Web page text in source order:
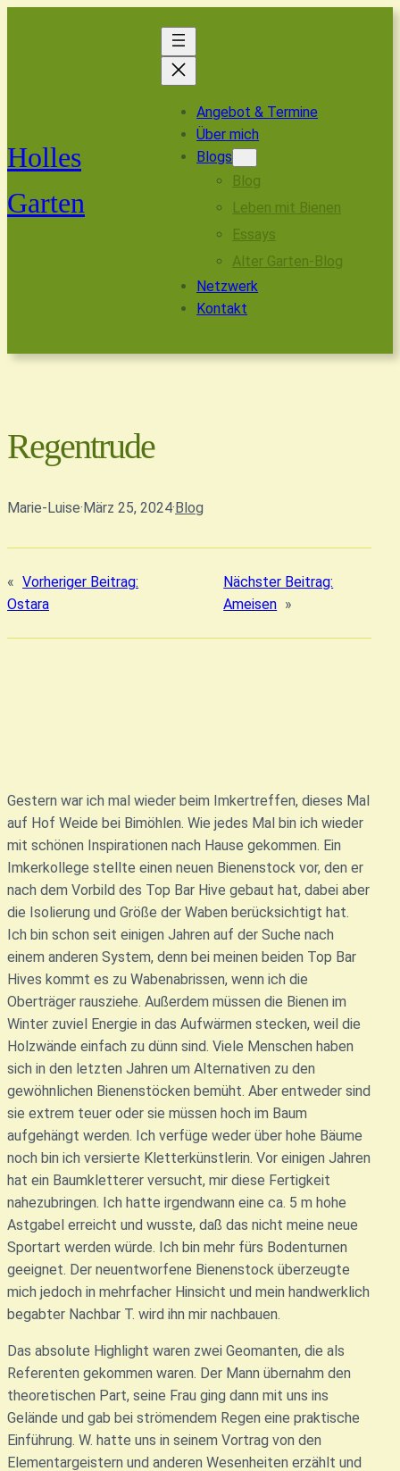
Holles
Garten
Angebot & Termine
Über mich
Blogs
Blog
Leben mit Bienen
Essays
Alter Garten-Blog
Netzwerk
Kontakt
Regentrude
Marie-Luise·März 25, 2024·Blog
« Vorheriger Beitrag:
Ostara
Nächster Beitrag:
Ameisen »
Gestern war ich mal wieder beim Imkertreffen, dieses Mal
auf Hof Weide bei Bimöhlen. Wie jedes Mal bin ich wieder
mit schönen Inspirationen nach Hause gekommen. Ein
Imkerkollege stellte einen neuen Bienenstock vor, den er
nach dem Vorbild des Top Bar Hive gebaut hat, dabei aber
die Isolierung und Größe der Waben berücksichtigt hat.
Ich bin schon seit einigen Jahren auf der Suche nach
einem anderen System, denn bei meinen beiden Top Bar
Hives kommt es zu Wabenabrissen, wenn ich die
Oberträger rausziehe. Außerdem müssen die Bienen im
Winter zuviel Energie in das Aufwärmen stecken, weil die
Holzwände einfach zu dünn sind. Viele Menschen haben
sich in den letzten Jahren um Alternativen zu den
gewöhnlichen Bienenstöcken bemüht. Aber entweder sind
sie extrem teuer oder sie müssen hoch im Baum
aufgehängt werden. Ich verfüge weder über hohe Bäume
noch bin ich versierte Kletterkünstlerin. Vor einigen Jahren
hat ein Baumkletterer versucht, mir diese Fertigkeit
nahezubringen. Ich hatte irgendwann eine ca. 5 m hohe
Astgabel erreicht und wusste, daß das nicht meine neue
Sportart werden würde. Ich bin mehr fürs Bodenturnen
geeignet. Der neuentworfene Bienenstock überzeugte
mich jedoch in mehrfacher Hinsicht und mein handwerklich
begabter Nachbar T. wird ihn mir nachbauen.
Das absolute Highlight waren zwei Geomanten, die als
Referenten gekommen waren. Der Mann übernahm den
theoretischen Part, seine Frau ging dann mit uns ins
Gelände und gab bei strömendem Regen eine praktische
Einführung. W. hatte uns in seinem Vortrag von den
Elementargeistern und anderen Wesenheiten erzählt und